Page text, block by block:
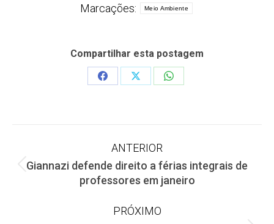
Marcações: Meio Ambiente
Compartilhar esta postagem
Share
Share
Share
Navegação
de
ANTERIOR
Post
anterior:
Giannazi defende direito a férias integrais de
professores em janeiro
PRÓXIMO